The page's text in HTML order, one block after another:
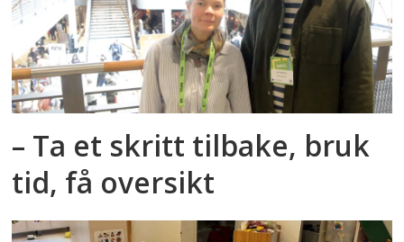
– Ta et skritt tilbake, bruk
tid, få oversikt